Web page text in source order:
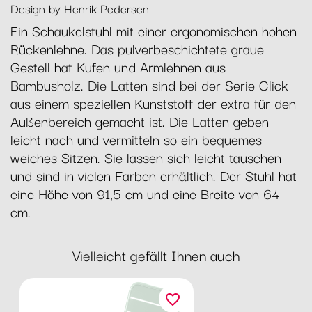
Design by Henrik Pedersen
Ein Schaukelstuhl mit einer ergonomischen hohen
Rückenlehne. Das pulverbeschichtete graue
Gestell hat Kufen und Armlehnen aus
Bambusholz. Die Latten sind bei der Serie Click
aus einem speziellen Kunststoff der extra für den
Außenbereich gemacht ist. Die Latten geben
leicht nach und vermitteln so ein bequemes
weiches Sitzen. Sie lassen sich leicht tauschen
und sind in vielen Farben erhältlich. Der Stuhl hat
eine Höhe von 91,5 cm und eine Breite von 64
cm.
Vielleicht gefällt Ihnen auch
favorite_border